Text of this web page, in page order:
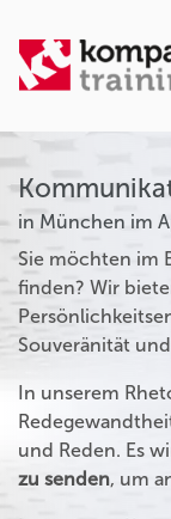
in München im
Sie möchten im
finden? Wir
Souveränität
In unserem
und Reden. Es
zu senden, um